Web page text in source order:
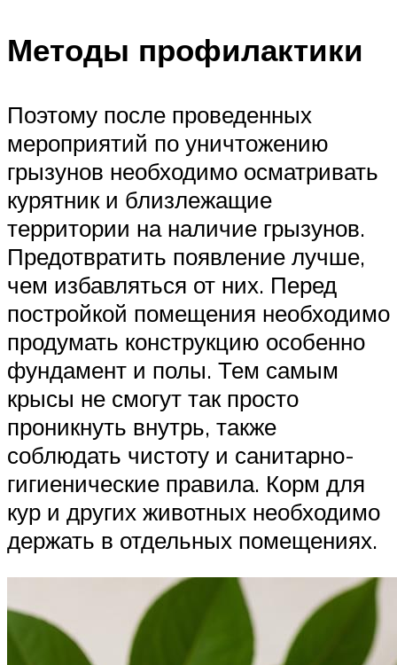
Методы профилактики
Поэтому после проведенных
мероприятий по уничтожению
грызунов необходимо осматривать
курятник и близлежащие
территории на наличие грызунов.
Предотвратить появление лучше,
чем избавляться от них. Перед
постройкой помещения необходимо
продумать конструкцию особенно
фундамент и полы. Тем самым
крысы не смогут так просто
проникнуть внутрь, также
соблюдать чистоту и санитарно-
гигиенические правила. Корм для
кур и других животных необходимо
держать в отдельных помещениях.